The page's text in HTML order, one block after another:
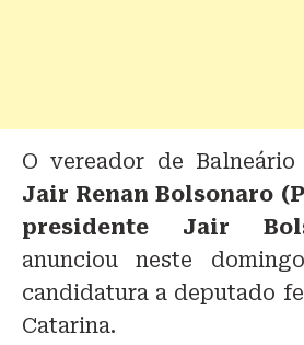
O vereador de Balneário
Jair Renan Bolsonaro
presidente Jair
anunciou neste
candidatura a deputado
Catarina.